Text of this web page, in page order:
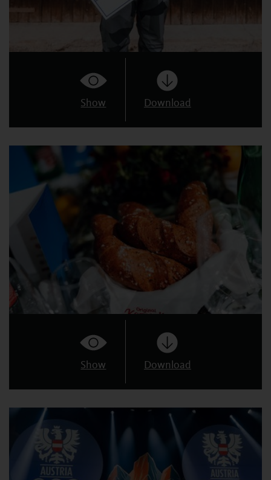
Show Download
Show Download